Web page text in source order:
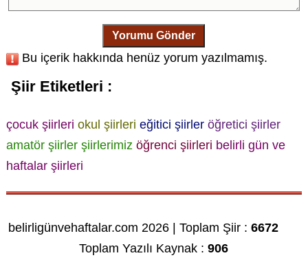
Yorumu Gönder
Bu içerik hakkında henüz yorum yazılmamış.
Şiir Etiketleri :
çocuk şiirleri okul şiirleri eğitici şiirler öğretici şiirler
amatör şiirler şiirlerimiz öğrenci şiirleri belirli gün ve
haftalar şiirleri
belirligünvehaftalar.com 2026 | Toplam Şiir :6672
Toplam Yazılı Kaynak :906